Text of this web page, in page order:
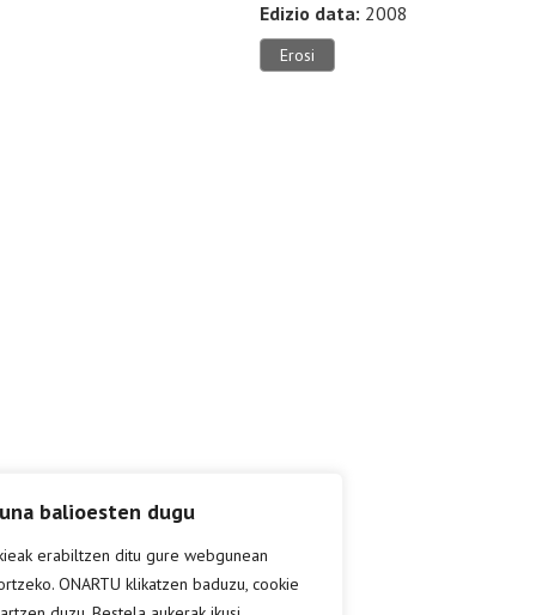
balioesten dugu
erabiltzen ditu gure webgunean
ONARTU klikatzen baduzu, cookie
Edizio data: 2008
Erosi